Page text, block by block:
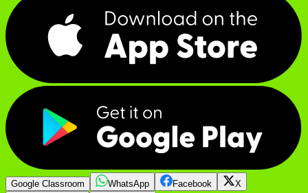
Google Classroom WhatsApp Facebook
X